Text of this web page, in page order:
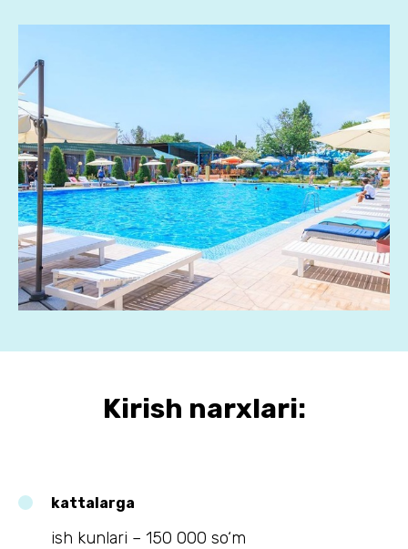
Kirish narxlari:
kattalarga
ish kunlari – 150 000 so‘m